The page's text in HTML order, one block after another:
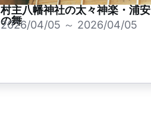
村主八幡神社の太々神楽・浦安
の舞
2026/04/05 ～ 2026/04/05